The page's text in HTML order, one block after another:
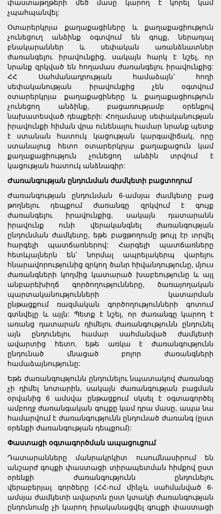
փաստաթղթերի մեծ մասը կարող է կորել կամ
չպահպանվել:
Օտարերկրյա քաղաքացիները և քաղաքացիություն
չունեցուղ անձինք օգտվում են գույք, ներառյալ
բնակարաններ և սեփական առանձնատներ
ժառանգելու իրավունքից, սակայն հարկ է նշել, որ
նրանք զրկված են հողամաս ժառանգելու իրավունքից:
ՀՀ Սահմանադրության համաձայն՝ հողի
սեփականության իրավունքից չեն օգտվում
օտարերկրյա քաղաքացիները և քաղաքացիություն
չունեցող անձինք, բացառությամբ օրենքով
նախատեսված դեպքերի: Հողամասը սեփականության
իրավունքի հիման վրա ունենալու համար նրանք պետք
է ստանան հատուկ կացության կարգավիճակ, որը
ստանալուց հետո օտարերկրյա քաղաքացուն կամ
քաղաքացիություն չունեցող անձին տրվում է
կացության հատուկ անձնագիր:
Ժառանգության ընդունման ժամկետի բացտողում
Ժառանգության ընդունման 6-ամսյա ժամկետը բաց
թողնելու դեպքում ժառանգը զրկվում է գույք
ժառանգելու իրավունքից, սակայն դատարանն
իրավունք ունի վերականգնել ժառանգության
ընդունման ժամկետը, եթե բացթողումը թույլ էր տրվել
հարգելի պատճառներով: Հարգելի պատճառները
հետևյալներն են՝ նորմալ ապրելակերպ վարելու
հնարավորությունից զրկող ծանր հիվանդությունը, մյուս
ժառանգների կողմից կատարած խաբեությունը և այլ
անբարեխիղճ գործողությունները, ծառայողական
պարտականությունների կատարման
ընթացքում ռազմական գործողությունների գոտում
գտնվելը և այլն: Պետք է նշել, որ ժառանգը կարող է
առանց դատարան դիմելու ժառանգությունն ընդունել
այն ընդունելու համար սահմանված ժամկետի
ավարտից հետո, եթե առկա է ժառանգությունն
ընդունած մնացած բոլոր ժառանգների
համաձայնությունը:
Եթե ժառանգությունն ընդունելու նպատակով ժառանգը
չի դիմել նոտարին, սակայն ժառանգության բացման
օրվանից 6 ամսվա ընթացքում սկսել է օգտագործել
ամբողջ ժառանգական գույքը կամ դրա մասը, ապա նա
համարվում է ժառանգությունն ընդունած ժառանգ (ըստ
օրենքի ժառանգության դեպքում):
Փաստացի օգտագործման ապացուցում
Դատարանները մանրակրկիտ ուսումնասիրում են
անշարժ գույքի փաստացի տիրապետման հիմքով ըստ
օրենքի ժառանգությունն ընդունելու
վերաբերյալ գործերը (ՀՀ-ում մինչև սահմանված 6-
ամսյա ժամկետի ավարտն ըստ կտակի ժառանգության
ընդունումը չի կարող իրականացվել գույքի փաստացի